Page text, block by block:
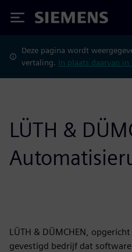
Siemens
Deze pagina wordt
vertaling. In plaats daarvan in
LÜTH &
LÜTH & DÜMCHEN,
gevestigd bedrijf dat